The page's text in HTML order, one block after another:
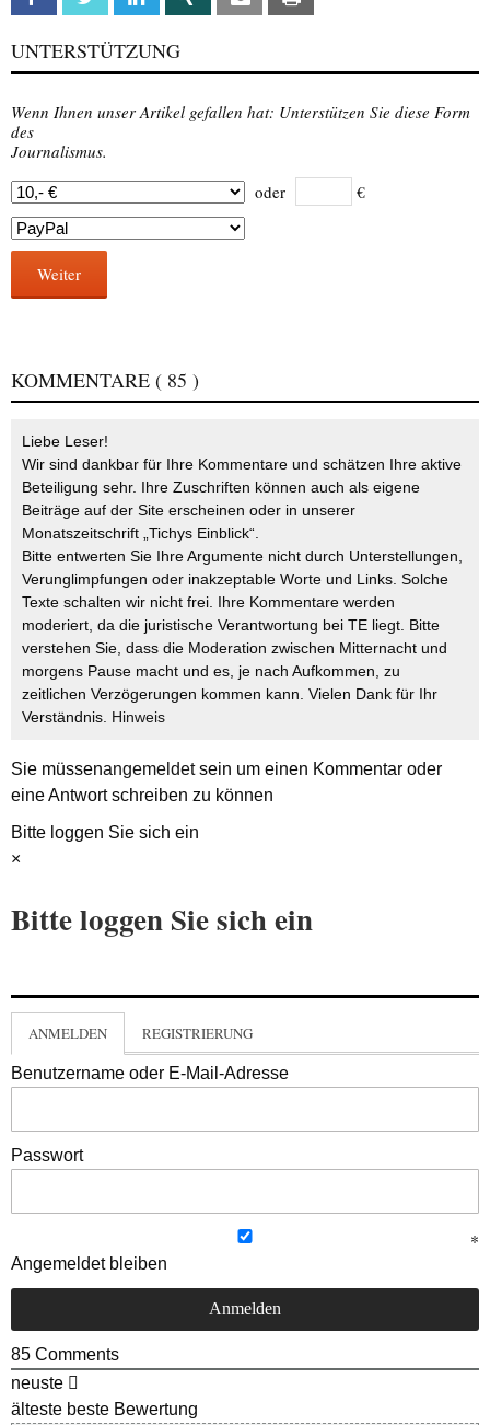
UNTERSTÜTZUNG
Wenn Ihnen unser Artikel gefallen hat: Unterstützen Sie diese Form
des
Journalismus.
oder
€
Weiter
KOMMENTARE ( 85 )
Liebe Leser!
Wir sind dankbar für Ihre Kommentare und schätzen Ihre aktive
Beteiligung sehr. Ihre Zuschriften können auch als eigene
Beiträge auf der Site erscheinen oder in unserer
Monatszeitschrift „Tichys Einblick“.
Bitte entwerten Sie Ihre Argumente nicht durch Unterstellungen,
Verunglimpfungen oder inakzeptable Worte und Links. Solche
Texte schalten wir nicht frei. Ihre Kommentare werden
moderiert, da die juristische Verantwortung bei TE liegt. Bitte
verstehen Sie, dass die Moderation zwischen Mitternacht und
morgens Pause macht und es, je nach Aufkommen, zu
zeitlichen Verzögerungen kommen kann. Vielen Dank für Ihr
Verständnis. Hinweis
Sie müssenangemeldetsein um einen Kommentar oder
eine Antwort schreiben zu können
Bitte loggen Sie sich ein
×
Bitte loggen Sie sich ein
ANMELDEN REGISTRIERUNG
Benutzername oder E-Mail-Adresse
Passwort
Angemeldet bleiben
85 Comments
neuste
älteste beste Bewertung